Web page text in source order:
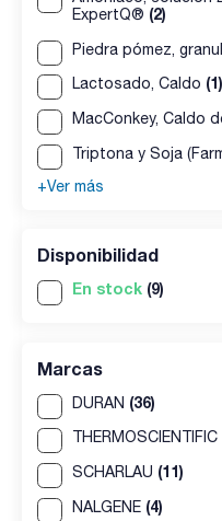
ExpertQ® (2)
Piedra pómez,
Lactosado, Caldo (1)
MacConkey, Caldo
Triptona y Soja
+Ver más
Disponibilidad
En stock (9)
Marcas
DURAN (36)
THERMOSCIENTIFIC
SCHARLAU (11)
NALGENE (4)